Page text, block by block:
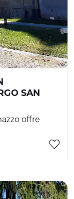
SAN
offre